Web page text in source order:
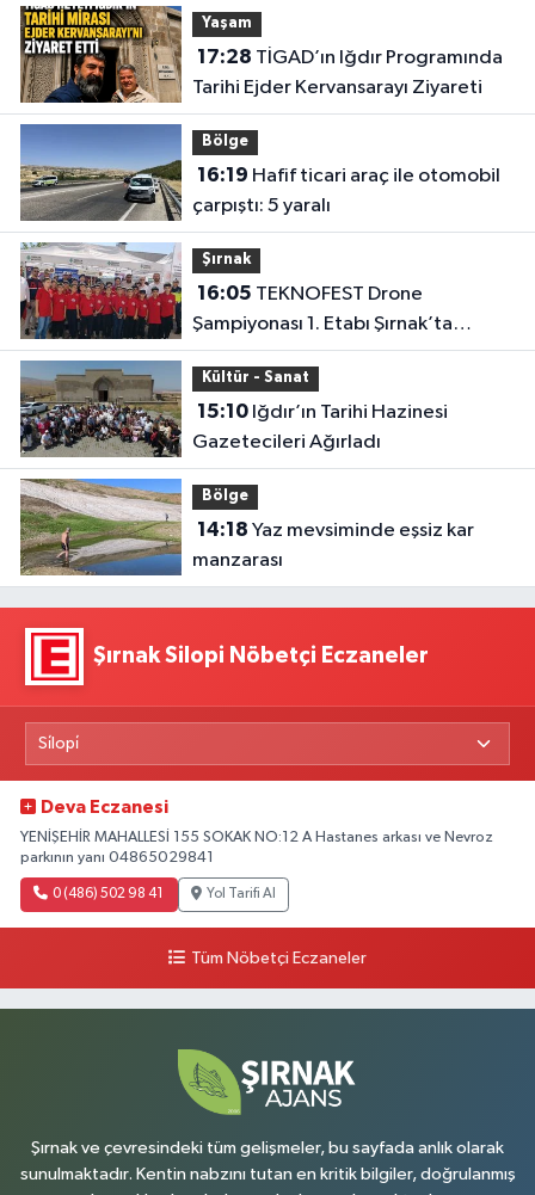
Yaşam
17:28
Tarihi Ejder Kervansarayı Ziyareti
Bölge
16:19
çarpıştı: 5 yaralı
Şırnak
16:05
Şampiyonası 1. Etabı Şırnak’ta
Başladı
Kültür - Sanat
15:10Iğdır’ın Tarihi Hazinesi
Gazetecileri Ağırladı
Bölge
14:18
manzarası
Şırnak Silopi Nöbetçi Eczaneler
Deva Eczanesi
YENİŞEHİR MAHALLESİ 155 SOKAK NO:12 A Hastanes arkası ve Nevroz
parkının yanı 04865029841
0 (486) 502 98 41 Yol Tarifi Al
Tüm Nöbetçi Eczaneler
Şırnak ve çevresindeki tüm gelişmeler, bu sayfada anlık olarak
sunulmaktadır. Kentin nabzını tutan en kritik bilgiler, doğrulanmış